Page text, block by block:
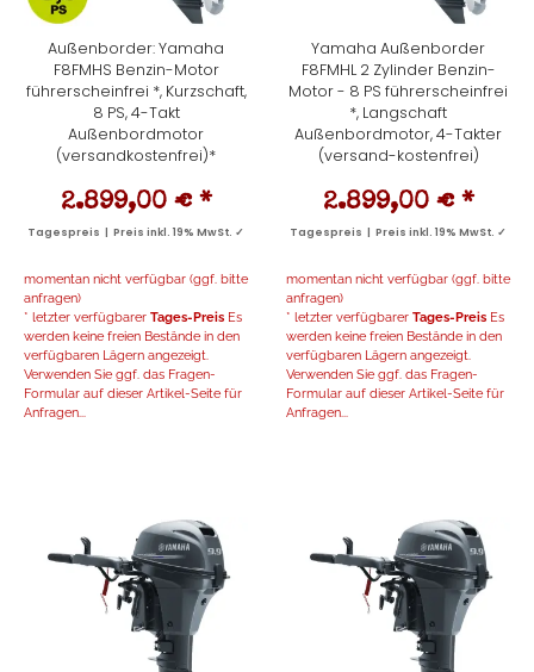
Außenborder: Yamaha
F8FMHS Benzin-Motor
führerscheinfrei *, Kurzschaft,
8 PS, 4-Takt
Außenbordmotor
(versandkostenfrei)*
2.899,00 € *
Tagespreis | Preis inkl. 19% MwSt. ✓
momentan nicht verfügbar (ggf. bitte
anfragen)
* letzter verfügbarer Tages-Preis Es
werden keine freien Bestände in den
verfügbaren Lägern angezeigt.
Verwenden Sie ggf. das Fragen-
Formular auf dieser Artikel-Seite für
Anfragen...
Yamaha Außenborder
F8FMHL 2 Zylinder Benzin-
Motor - 8 PS führerscheinfrei
*, Langschaft
Außenbordmotor, 4-Takter
(versand-kostenfrei)
2.899,00 € *
Tagespreis | Preis inkl. 19% MwSt. ✓
momentan nicht verfügbar (ggf. bitte
anfragen)
* letzter verfügbarer Tages-Preis Es
werden keine freien Bestände in den
verfügbaren Lägern angezeigt.
Verwenden Sie ggf. das Fragen-
Formular auf dieser Artikel-Seite für
Anfragen...